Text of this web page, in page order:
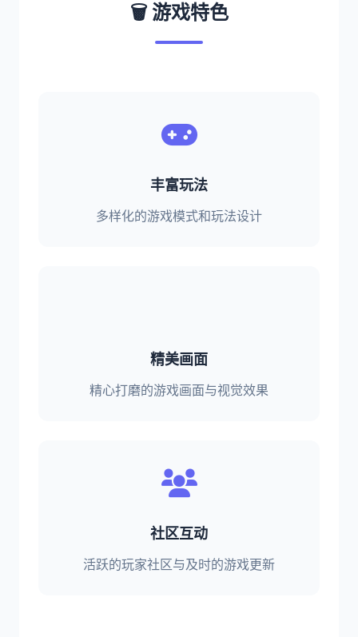
🗑️ 游戏特色
丰富玩法
多样化的游戏模式和玩法设计
精美画面
精心打磨的游戏画面与视觉效果
社区互动
活跃的玩家社区与及时的游戏更新